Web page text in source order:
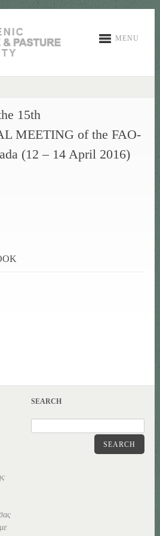
MENU
15th
MEETING of the FAO-
(12 – 14 April 2016)
SEARCH
SEARCH